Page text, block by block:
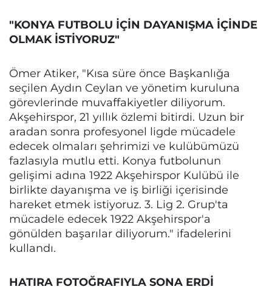
"KONYA FUTBOLU İÇİN DAYANIŞMA İÇİNDE
OLMAK İSTİYORUZ"
Ömer Atiker, "Kısa süre önce Başkanlığa
seçilen Aydın Ceylan ve yönetim kuruluna
görevlerinde muvaffakiyetler diliyorum.
Akşehirspor, 21 yıllık özlemi bitirdi. Uzun bir
aradan sonra profesyonel ligde mücadele
edecek olmaları şehrimizi ve kulübümüzü
fazlasıyla mutlu etti. Konya futbolunun
gelişimi adına 1922 Akşehirspor Kulübü ile
birlikte dayanışma ve iş birliği içerisinde
hareket etmek istiyoruz. 3. Lig 2. Grup'ta
mücadele edecek 1922 Akşehirspor'a
gönülden başarılar diliyorum." ifadelerini
kullandı.
HATIRA FOTOĞRAFIYLA SONA ERDİ